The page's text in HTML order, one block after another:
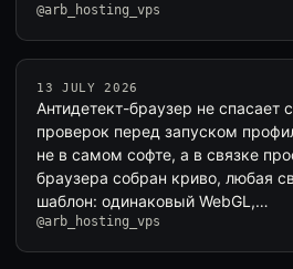
@arb_hosting_vps
13 JULY 2026
Антидетект-браузер не спасает
проверок перед запуском
не в самом софте, а в связке
браузера собран криво, любая
шаблон: одинаковый WebGL,…
@arb_hosting_vps